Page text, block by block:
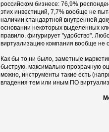
российском бизнесе: 76,9%
этих инвестиций, 7,7% вообще не
наличии стандартной внутренней
основании некоторых выделенных
правило, фигурирует "удобство".
виртуализацию компания вообще не
Как бы то ни было, заметные
быструю, максимально прозрачную
можно, инструменты такие есть
владения тем или иным ПО